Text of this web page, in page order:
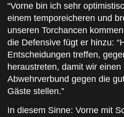
“Vorne bin ich sehr
einem temporeicheren und
unseren Torchancen
die Defensive fügt er hinzu:
Entscheidungen treffen,
heraustreten, damit wir einen
Abwehrverbund gegen die
Gäste stellen.”
In diesem Sinne: Vorne mit